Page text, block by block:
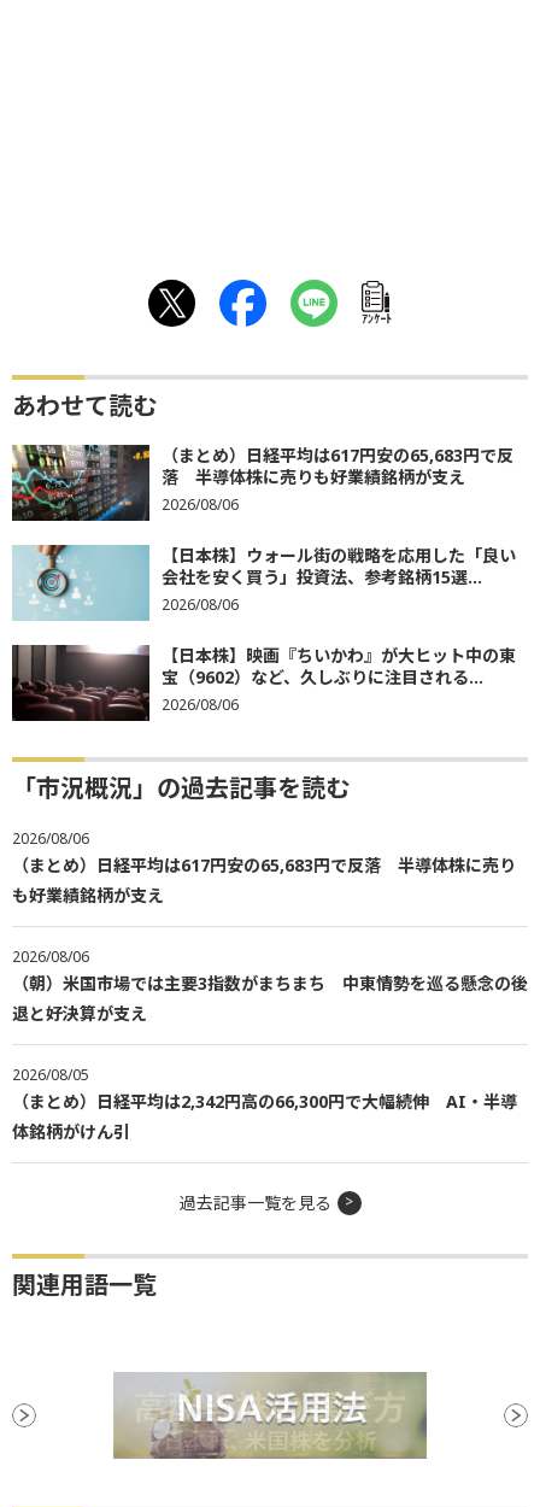
ｱﾝｹｰﾄ
あわせて読む
（まとめ）日経平均は617円安の65,683円で反
落 半導体株に売りも好業績銘柄が支え
2026/08/06
【日本株】ウォール街の戦略を応用した「良い
会社を安く買う」投資法、参考銘柄15選...
2026/08/06
【日本株】映画『ちいかわ』が大ヒット中の東
宝（9602）など、久しぶりに注目される...
2026/08/06
「市況概況」の過去記事を読む
2026/08/06
（まとめ）日経平均は617円安の65,683円で反落 半導体株に売り
も好業績銘柄が支え
2026/08/06
（朝）米国市場では主要3指数がまちまち 中東情勢を巡る懸念の後
退と好決算が支え
2026/08/05
（まとめ）日経平均は2,342円高の66,300円で大幅続伸 AI・半導
体銘柄がけん引
過去記事一覧を見る
関連用語一覧